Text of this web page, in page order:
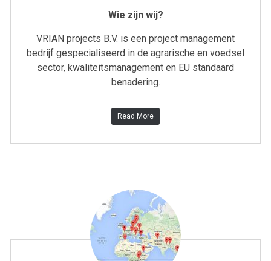
Wie zijn wij?
VRIAN projects B.V. is een project management
bedrijf gespecialiseerd in de agrarische en voedsel
sector, kwaliteitsmanagement en EU standaard
benadering.
Read More